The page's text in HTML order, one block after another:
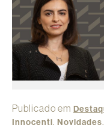
Publicado em
Innocenti, Novidades,